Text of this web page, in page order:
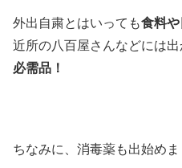
外出自粛とはいっても食料
近所の八百屋さんなどには出
必需品！
ちなみに、消毒薬も出始めま